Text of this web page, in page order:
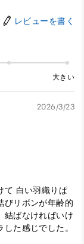
レビューを書く
大きい
2026/3/23
て 白い羽織りぱ
びリボンが年齢的
結ばなければいけ
た感じでした。